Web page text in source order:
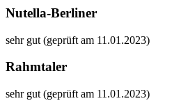
Nutella-Berliner
sehr gut (geprüft am 11.01.2023)
Rahmtaler
sehr gut (geprüft am 11.01.2023)